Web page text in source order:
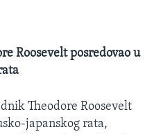
Roosevelt posredovao u
Theodore Roosevelt
japanskog rata,